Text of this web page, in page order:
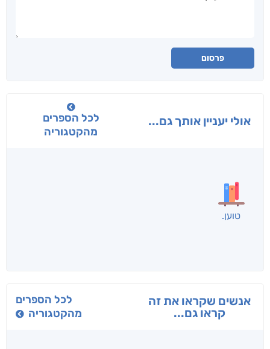
פרסום
אולי יעניין אותך גם...
לכל הספרים
מהקטגוריה
בפנוכו
חני שאטן
תרדמת
א. פ.